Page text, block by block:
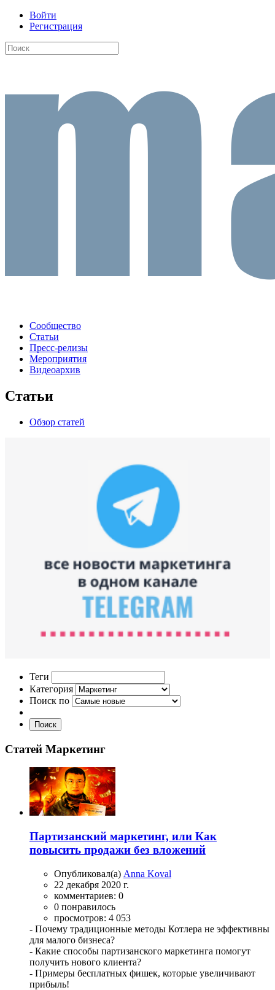
Войти
Регистрация
Сообщество
Статьи
Пресс-релизы
Мероприятия
Видеоархив
Статьи
Обзор статей
Теги
Категория
Поиск по
Поиск
Статей Маркетинг
Партизанский маркетинг, или Как
повысить продажи без вложений
Опубликовал(а) Anna Koval
22 декабря 2020 г.
комментариев: 0
0 понравилось
просмотров: 4 053
- Почему традиционные методы Котлера не эффективны
для малого бизнеса?
- Какие способы партизанского маркетинга помогут
получить нового клиента?
- Примеры бесплатных фишек, которые увеличивают
прибыль!